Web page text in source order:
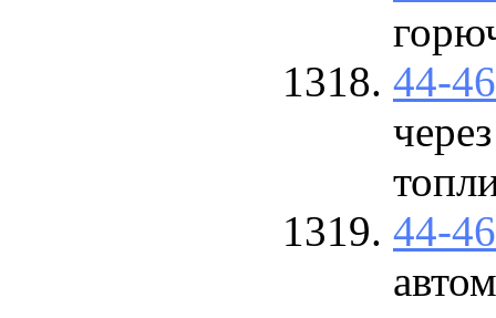
44-
44-